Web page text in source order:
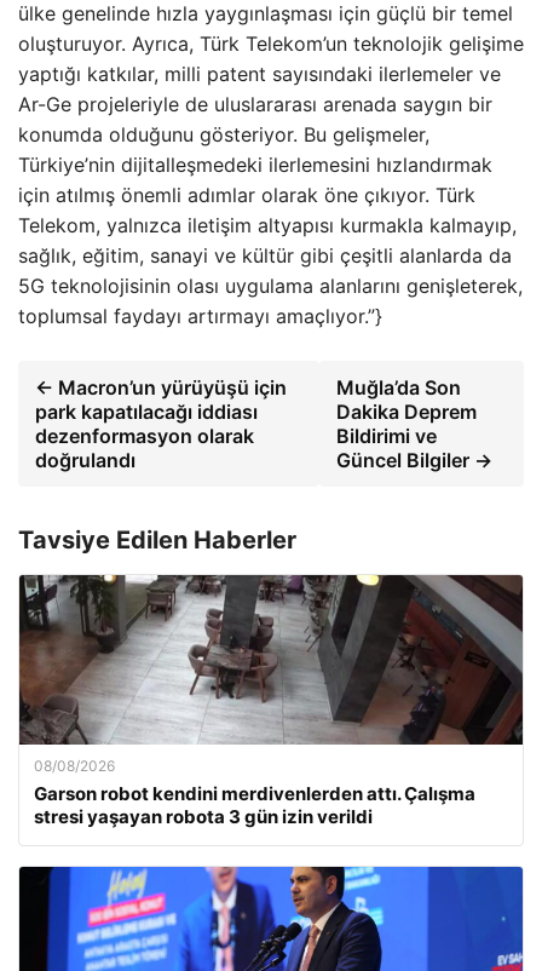
ülke genelinde hızla yaygınlaşması için güçlü bir temel
oluşturuyor. Ayrıca, Türk Telekom’un teknolojik gelişime
yaptığı katkılar, milli patent sayısındaki ilerlemeler ve
Ar-Ge projeleriyle de uluslararası arenada saygın bir
konumda olduğunu gösteriyor. Bu gelişmeler,
Türkiye’nin dijitalleşmedeki ilerlemesini hızlandırmak
için atılmış önemli adımlar olarak öne çıkıyor. Türk
Telekom, yalnızca iletişim altyapısı kurmakla kalmayıp,
sağlık, eğitim, sanayi ve kültür gibi çeşitli alanlarda da
5G teknolojisinin olası uygulama alanlarını genişleterek,
toplumsal faydayı artırmayı amaçlıyor.”}
← Macron’un yürüyüşü için
park kapatılacağı iddiası
dezenformasyon olarak
doğrulandı
Muğla’da Son
Dakika Deprem
Bildirimi ve
Güncel Bilgiler →
Tavsiye Edilen Haberler
08/08/2026
Garson robot kendini merdivenlerden attı. Çalışma
stresi yaşayan robota 3 gün izin verildi